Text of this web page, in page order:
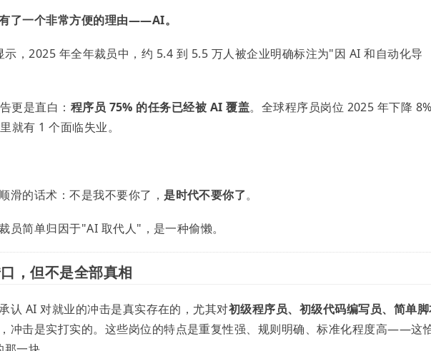
了一个非常方便的理由——AI。
，2025 年全年裁员中，约 5.4 到 5.5 万人被企业明确标注为"因 AI 和自动化导
更是直白： 程序员 75% 的任务已经被 AI 覆盖。全球程序员岗位 2025 年下降 8%
就有 1 个面临失业。
滑的话术：不是我不要你了，是时代不要你了。
员简单归因于"AI 取代人"，是一种偷懒。
，但不是全部真相
认 AI 对就业的冲击是真实存在的，尤其对初级程序员、初级代码编写员、简单
，冲击是实打实的。这些岗位的特点是重复性强、规则明确、标准化程度高——这